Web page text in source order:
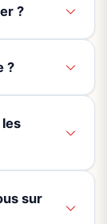
?
?
sur